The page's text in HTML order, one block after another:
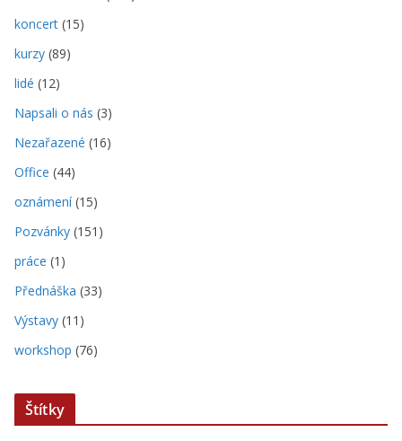
koncert (15)
kurzy (89)
lidé (12)
Napsali o nás (3)
Nezařazené (16)
Office (44)
oznámení(15)
Pozvánky (151)
práce (1)
Přednáška (33)
Výstavy (11)
workshop (76)
Štítky